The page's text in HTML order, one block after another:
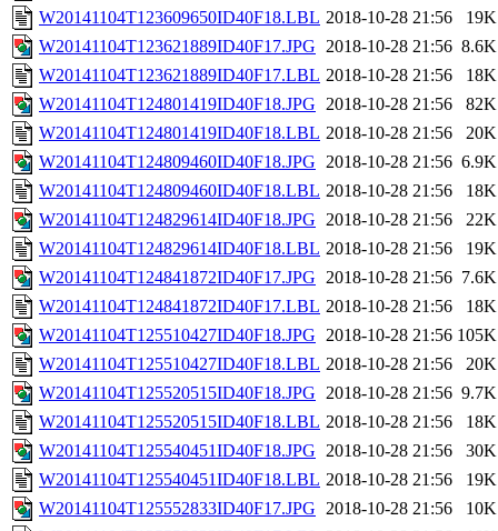
W20141104T123609650ID40F18.LBL 2018-10-28 21:56
19K
W20141104T123621889ID40F17.JPG 2018-10-28 21:56 8.6K
W20141104T123621889ID40F17.LBL 2018-10-28 21:56
18K
W20141104T124801419ID40F18.JPG 2018-10-28 21:56
82K
W20141104T124801419ID40F18.LBL 2018-10-28 21:56
20K
W20141104T124809460ID40F18.JPG 2018-10-28 21:56 6.9K
W20141104T124809460ID40F18.LBL 2018-10-28 21:56
18K
W20141104T124829614ID40F18.JPG 2018-10-28 21:56
22K
W20141104T124829614ID40F18.LBL 2018-10-28 21:56
19K
W20141104T124841872ID40F17.JPG 2018-10-28 21:56 7.6K
W20141104T124841872ID40F17.LBL 2018-10-28 21:56
18K
W20141104T125510427ID40F18.JPG 2018-10-28 21:56 105K
W20141104T125510427ID40F18.LBL 2018-10-28 21:56
20K
W20141104T125520515ID40F18.JPG 2018-10-28 21:56 9.7K
W20141104T125520515ID40F18.LBL 2018-10-28 21:56
18K
W20141104T125540451ID40F18.JPG 2018-10-28 21:56
30K
W20141104T125540451ID40F18.LBL 2018-10-28 21:56
19K
W20141104T125552833ID40F17.JPG 2018-10-28 21:56
10K